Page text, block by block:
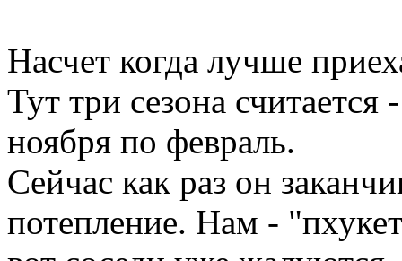
Насчет когда лучше
Тут три сезона
ноября по февраль.
Сейчас как раз он
потепление. Нам -